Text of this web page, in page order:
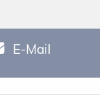
E-Mail